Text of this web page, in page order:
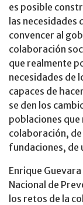
es posible
las necesidades
convencer al
colaboración
que realmente
necesidades de
capaces de
se den los
poblaciones que
colaboración,
fundaciones, de
Enrique
Nacional de
los retos de la